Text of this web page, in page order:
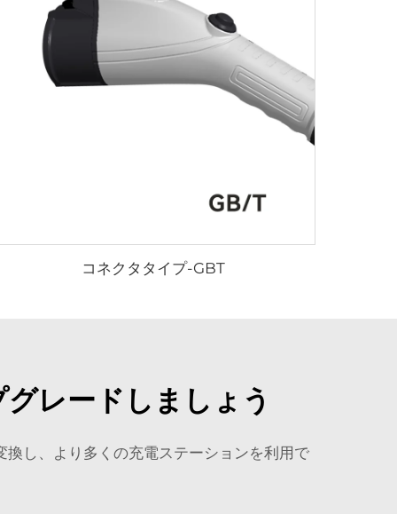
コネクタタイプ-GBT
レードしましょう
し、より多くの充電ステーションを利用で